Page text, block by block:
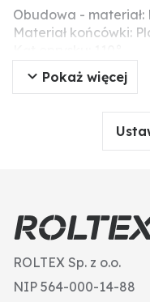
Obudowa - materiał:
Materiał końcówki:
Zalecany filtr (liczba
Typ dyszy: Dysza
systemów można
Pokaż więcej
ROLTEX Sp. z o.o.
NIP 564-000-14-88